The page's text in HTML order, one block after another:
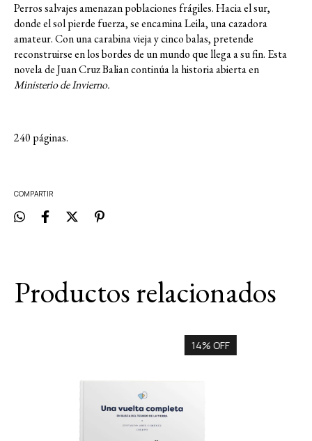
Perros salvajes amenazan poblaciones frágiles. Hacia el sur,
donde el sol pierde fuerza, se encamina Leila, una cazadora
amateur. Con una carabina vieja y cinco balas, pretende
reconstruirse en los bordes de un mundo que llega a su fin. Esta
novela de Juan Cruz Balian continúa la historia abierta en
Ministerio de Invierno.
240 páginas.
COMPARTIR
Productos relacionados
14% OFF